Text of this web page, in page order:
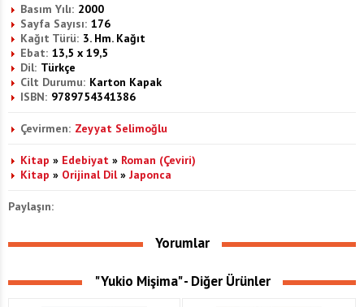
Basım Yılı: 2000
Sayfa Sayısı: 176
Kağıt Türü: 3. Hm. Kağıt
Ebat: 13,5 x 19,5
Dil: Türkçe
Cilt Durumu: Karton Kapak
ISBN: 9789754341386
Çevirmen: Zeyyat Selimoğlu
Kitap » Edebiyat » Roman (Çeviri)
Kitap » Orijinal Dil» Japonca
Paylaşın:
Yorumlar
"Yukio Mişima" - Diğer Ürünler